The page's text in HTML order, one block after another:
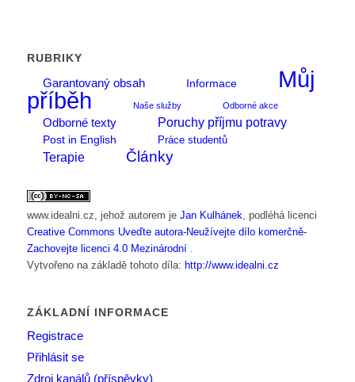
RUBRIKY
Garantovaný obsah
Informace
Můj
příběh
Naše služby Odborné akce
Odborné texty Poruchy příjmu potravy
Post in English Práce studentů
Terapie Články
www.idealni.cz , jehož autorem je Jan Kulhánek , podléhá licenci
Creative Commons Uveďte autora-Neužívejte dílo komerčně-
Zachovejte licenci 4.0 Mezinárodní
Vytvořeno na základě tohoto díla: http://www.idealni.cz
ZÁKLADNÍ INFORMACE
Registrace
Přihlásit se
Zdroj kanálů (příspěvky)